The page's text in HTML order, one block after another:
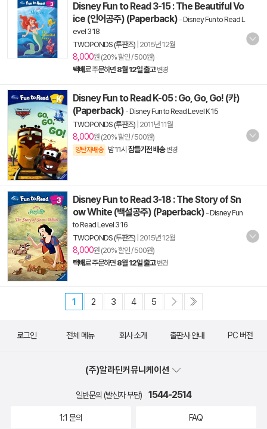
Disney Fun to Read 3-15 : The Beautiful Vo
ice (인어공주) (Paperback) -Disney Fun to Read L
evel 3 18
TWOPONDS (투판즈) 2015년 12월
8,000원 (20% 할인 / 500원)
택배로 주문하면 8월 12일 출고 변경
Disney Fun to Read K-05 : Go, Go, Go! (카)
(Paperback) -Disney Fun to Read Level K 15
TWOPONDS (투판즈) 2011년 11월
8,000원 (20% 할인 / 500원)
양탄자배송 밤 11시 잠들기전 배송 변경
Disney Fun to Read 3-18 : The Story of Sn
ow White (백설공주) (Paperback) -Disney Fun
to Read Level 3 16
TWOPONDS (투판즈) 2015년 12월
8,000원 (20% 할인 / 500원)
택배로 주문하면 8월 12일 출고 변경
1 2 3 4 5
로그인 전체 메뉴 회사 소개 출판사 안내 PC 버전
(주)알라딘커뮤니케이션
일반문의 (발신자 부담) 1544-2514
1:1 문의 FAQ